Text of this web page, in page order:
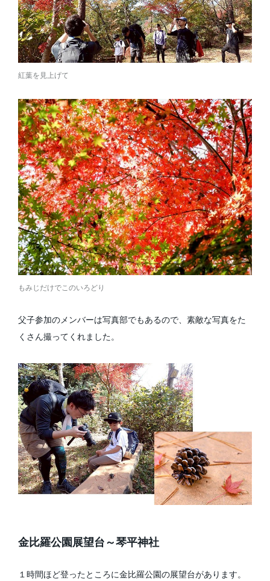
紅葉を見上げて
もみじだけでこのいろどり
父子参加のメンバーは写真部でもあるので、素敵な写真をた
くさん撮ってくれました。
金比羅公園展望台～琴平神社
１時間ほど登ったところに金比羅公園の展望台があります。